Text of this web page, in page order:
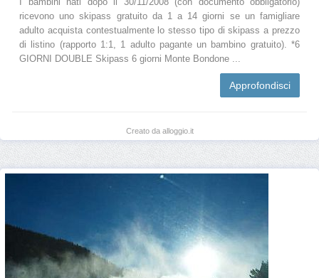
ricevono uno skipass gratuito da 1 a 14 giorni se un famigliare
adulto acquista contestualmente lo stesso tipo di skipass a prezzo
di listino (rapporto 1:1, 1 adulto pagante un bambino gratuito). *6
GIORNI DOUBLE Skipass 6 giorni Monte Bondone ...
Approfondisci
Creato da alloggio.it